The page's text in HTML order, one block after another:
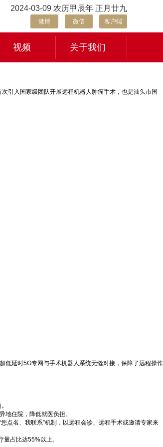
2024-03-09 农历甲辰年 正月廿九
微博 微信 客户端
视频 关于我们
引入国家级团队开展远程机器人肿瘤手术，也是汕头市国
低延时5G专网与手术机器人系统无缝对接，保障了远程操作
地住院，降低就医负担。
点名、我联系”机制，以远程会诊、远程手术或邀请专家来
占比达55%以上。